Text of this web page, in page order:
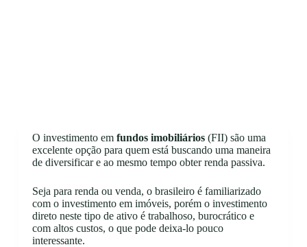
O investimento em fundos imobiliários(FII) são uma
excelente opção para quem está buscando uma maneira
de diversificar e ao mesmo tempo obter renda passiva.
Seja para renda ou venda, o brasileiro é familiarizado
com o investimento em imóveis, porém o investimento
direto neste tipo de ativo é trabalhoso, burocrático e
com altos custos, o que pode deixa-lo pouco
interessante.